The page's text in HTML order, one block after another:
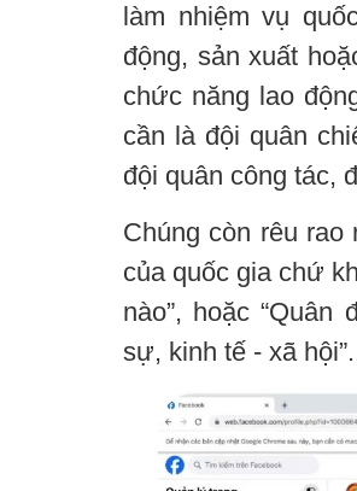
làm nhiệm vụ
động, sản xuất
chức năng lao
cần là đội quân
đội quân công tác,
Chúng còn rêu rao
của quốc gia chứ
nào”, hoặc
sự, kinh tế - xã